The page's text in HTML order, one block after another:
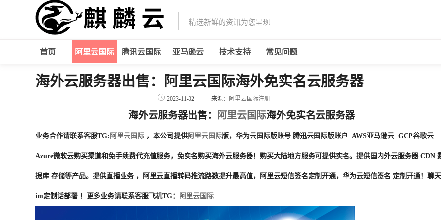
精选新鲜的资讯为您呈现
首页 阿里云国际 腾讯云国际 亚马逊云 技术支持 常见问题
海外云服务器出售：阿里云国际海外免实名云服务器
2023-11-02 来源： 阿里云国际注册
海外云服务器出售： 阿里云国际海外免实名云服务器
业务合作请联系客服TG: 阿里云国际 ，本公司提供阿里云国际版，华为云国际版账号 腾迅云国际版账户 AWS亚马逊云 GCP谷歌云
Azure微软云购买渠道和免手续费代充值服务，免实名购买海外云服务器！购买大陆地方服务可提供实名。提供国内外云服务器 CDN
据库 存储等产品。提供直播业务 ，阿里云直播转码推流路数提升最高值，阿里云短信签名定制开通，华为云短信签名 定制开通！聊天
im定制话部署 ！更多业务请联系客服飞机TG： 阿里云国际